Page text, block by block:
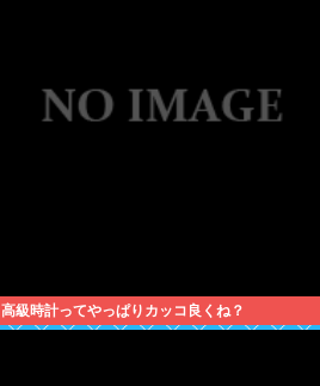
高級時計ってやっぱりカッコ良くね？